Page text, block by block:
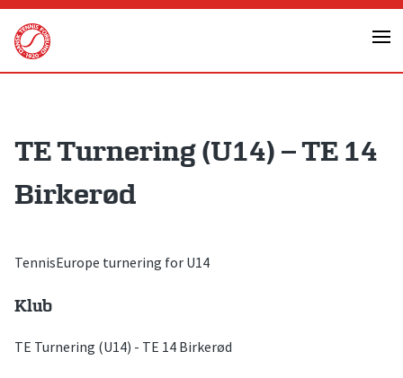
Skip
content
TE Turnering (U14) – TE 14
Birkerød
TennisEurope turnering for U14
Klub
TE Turnering (U14) - TE 14 Birkerød